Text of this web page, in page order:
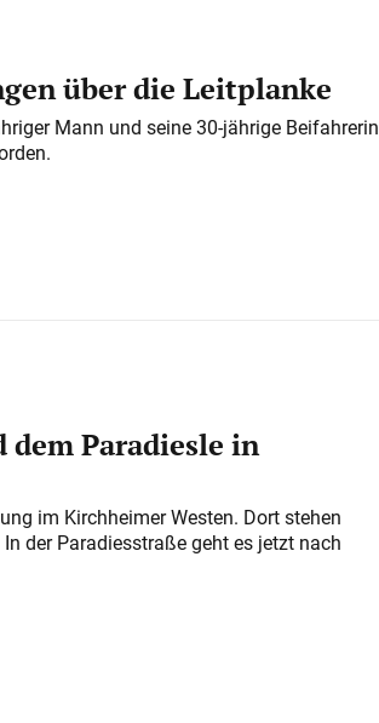
über die Leitplanke
Mann und seine 30-jährige Beifahrerin
dem Paradiesle in
im Kirchheimer Westen. Dort stehen
der Paradiesstraße geht es jetzt nach